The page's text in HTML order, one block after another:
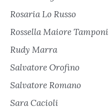
Rosaria Lo Russo
Rossella Maiore Tamponi
Rudy Marra
Salvatore Orofino
Salvatore Romano
Sara Cacioli